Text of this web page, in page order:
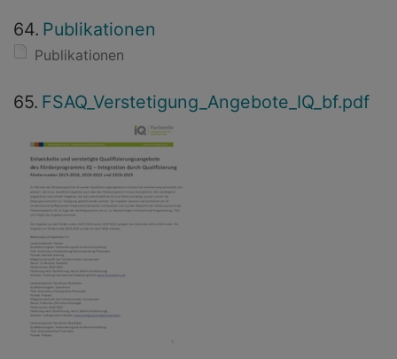
64. Publikationen
Publikationen
65. FSAQ_Verstetigung_Angebote_IQ_bf.pdf